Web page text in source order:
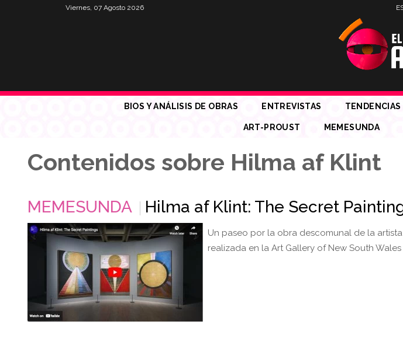
Viernes, 07 Agosto 2026
BIOS Y ANÁLISIS DE OBRAS ENTREVISTAS TENDENCIAS
ART-PROUST MEMESUNDA
Contenidos sobre Hilma af Klint
MEMESUNDA Hilma af Klint: The Secret
Un paseo por la obra descomunal de la
realizada en la Art Gallery of New South Wales